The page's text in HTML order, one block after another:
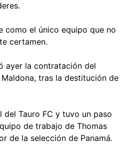
como el único equipo que no
certamen.
ayer la contratación del
tras la destitución de
del Tauro FC y tuvo un paso
de trabajo de Thomas
de la selección de Panamá.